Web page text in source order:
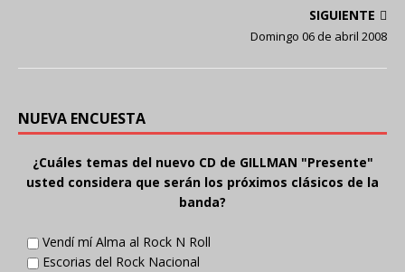
SIGUIENTE
Domingo 06 de abril 2008
NUEVA ENCUESTA
¿Cuáles temas del nuevo CD de GILLMAN "Presente"
usted considera que serán los próximos clásicos de la
banda?
Vendí mí Alma al Rock N Roll
Escorias del Rock Nacional